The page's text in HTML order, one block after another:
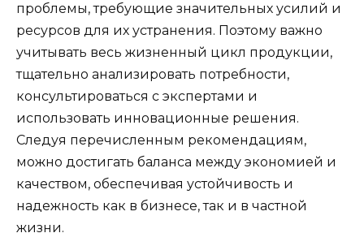
проблемы, требующие значительных усилий и
ресурсов для их устранения. Поэтому важно
учитывать весь жизненный цикл продукции,
тщательно анализировать потребности,
консультироваться с экспертами и
использовать инновационные решения.
Следуя перечисленным рекомендациям,
можно достигать баланса между экономией и
качеством, обеспечивая устойчивость и
надежность как в бизнесе, так и в частной
жизни.